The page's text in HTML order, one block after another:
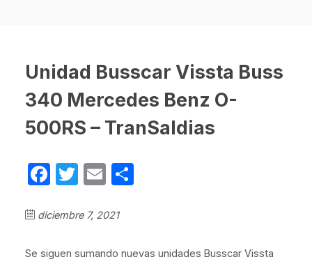
Unidad Busscar Vissta Buss
340 Mercedes Benz O-
500RS – TranSaldias
Facebook
Twitter
Email
diciembre 7, 2021
Se siguen sumando nuevas unidades Busscar Vissta